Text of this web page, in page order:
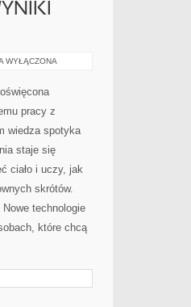
WYŁĄCZONA
pracy z
wiedza spotyka
staje się
ciało i uczy, jak
skrótów.
technologie
które chcą